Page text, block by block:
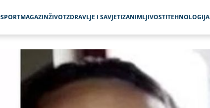
SPORTMAGAZINŽIVOTZDRAVLJE I SAVJETIZANIMLJIVOSTITEHNOLOGIJA